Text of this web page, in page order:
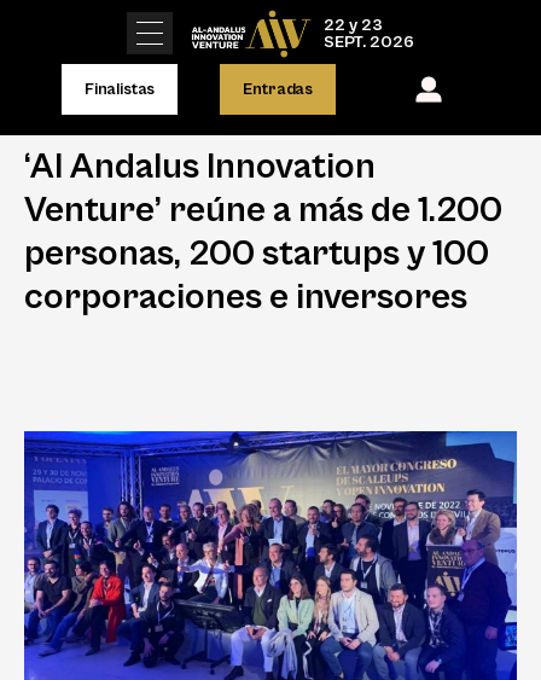
22 y 23
SEPT. 2026
Finalistas Entradas
‘Al Andalus Innovation
Venture’ reúne a más de 1.200
personas, 200 startups y 100
corporaciones e inversores